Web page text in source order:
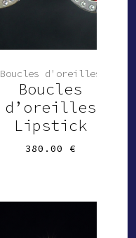
Boucles d'oreilles
Boucles
d’oreilles
Lipstick
380.00 €